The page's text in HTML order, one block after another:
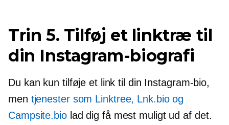
Trin 5. Tilføj et linktræ til
din Instagram-biografi
Du kan kun tilføje et link til din Instagram-bio,
men tjenester som Linktree, Lnk.bio og
Campsite.biolad dig få mest muligt ud af det.